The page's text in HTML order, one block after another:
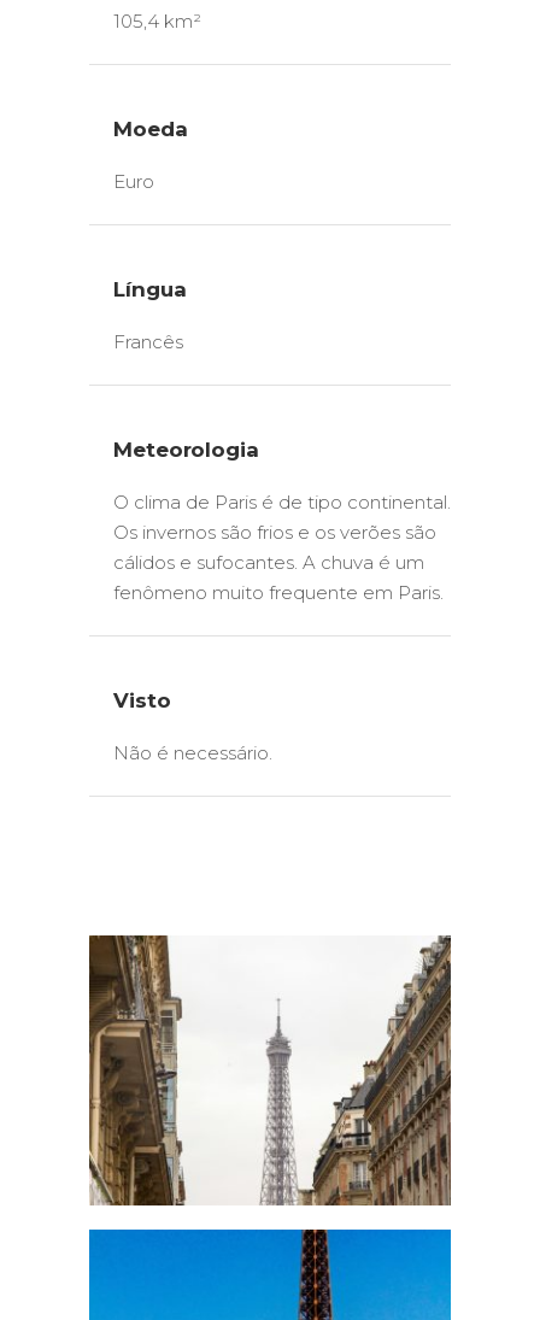
105,4 km²
Moeda
Euro
Língua
Francês
Meteorologia
O clima de Paris é de tipo continental.
Os invernos são frios e os verões são
cálidos e sufocantes. A chuva é um
fenômeno muito frequente em Paris.
Visto
Não é necessário.